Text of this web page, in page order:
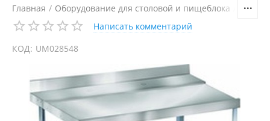
Главная / Оборудование для столовой и пищеблока
Написать комментарий
КОД: UM028548